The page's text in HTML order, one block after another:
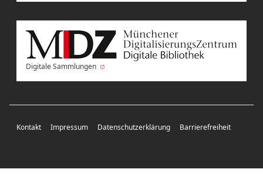
Digitale Sammlungen
Kontakt Impressum Datenschutzerklärung Barrierefreiheit